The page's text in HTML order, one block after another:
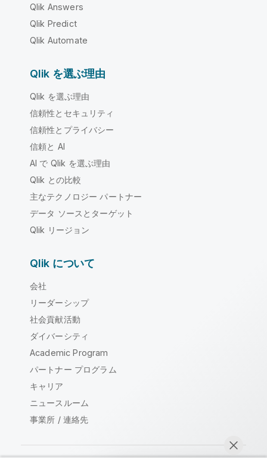
Qlik Answers
Qlik Predict
Qlik Automate
Qlik を選ぶ理由
Qlik を選ぶ理由
信頼性とセキュリティ
信頼性とプライバシー
信頼と AI
AI で Qlik を選ぶ理由
Qlik との比較
主なテクノロジー パートナー
データ ソースとターゲット
Qlik リージョン
Qlik について
会社
リーダーシップ
社会貢献活動
ダイバーシティ
Academic Program
パートナー プログラム
キャリア
ニュースルーム
事業所 / 連絡先